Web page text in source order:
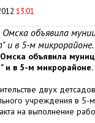
13:01
объявила
и в 5-м
объявила
и в 5-м
двух
учреждения в
на выполнение